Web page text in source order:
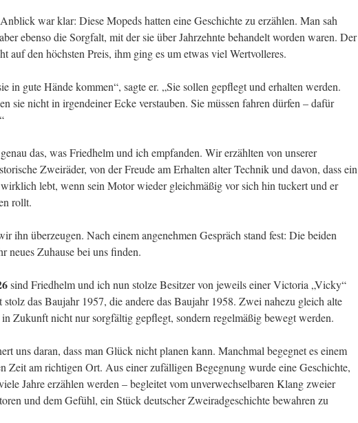
war klar: Diese Mopeds hatten eine Geschichte zu erzählen. Man sah
ebenso die Sorgfalt, mit der sie über Jahrzehnte behandelt worden waren. Der
auf den höchsten Preis, ihm ging es um etwas viel Wertvolleres.
in gute Hände kommen“, sagte er. „Sie sollen gepflegt und erhalten werden.
sie nicht in irgendeiner Ecke verstauben. Sie müssen fahren dürfen – dafür
das, was Friedhelm und ich empfanden. Wir erzählten von unserer
Zweiräder, von der Freude am Erhalten alter Technik und davon, dass ein
lebt, wenn sein Motor wieder gleichmäßig vor sich hin tuckert und er
rollt.
ihn überzeugen. Nach einem angenehmen Gespräch stand fest: Die beiden
neues Zuhause bei uns finden.
sind Friedhelm und ich nun stolze Besitzer von jeweils einer Victoria „Vicky“
das Baujahr 1957, die andere das Baujahr 1958. Zwei nahezu gleich alte
Zukunft nicht nur sorgfältig gepflegt, sondern regelmäßig bewegt werden.
uns daran, dass man Glück nicht planen kann. Manchmal begegnet es einem
Zeit am richtigen Ort. Aus einer zufälligen Begegnung wurde eine Geschichte,
Jahre erzählen werden – begleitet vom unverwechselbaren Klang zweier
und dem Gefühl, ein Stück deutscher Zweiradgeschichte bewahren zu